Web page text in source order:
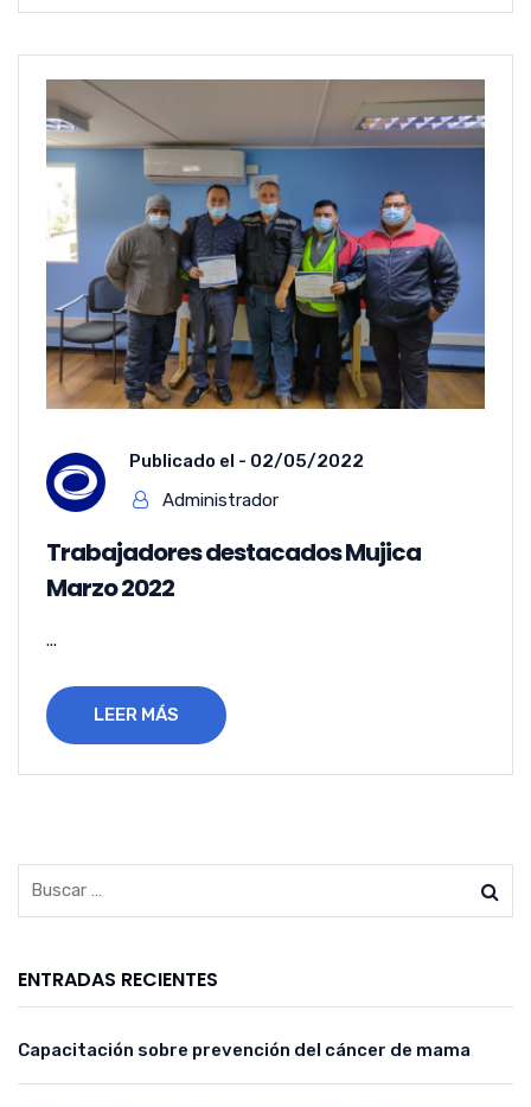
Publicado el - 02/05/2022
Administrador
Trabajadores destacados Mujica
Marzo 2022
...
LEER MÁS
ENTRADAS RECIENTES
Capacitación sobre prevención del cáncer de mama